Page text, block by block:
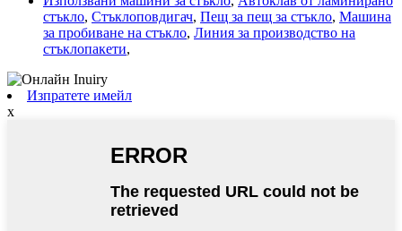
стъкло, Стъклоповдигач, Пещ за пещ за стъкло, Машина
за пробиване на стъкло, Линия за производство на
стъклопакети,
Изпратете имейл
x